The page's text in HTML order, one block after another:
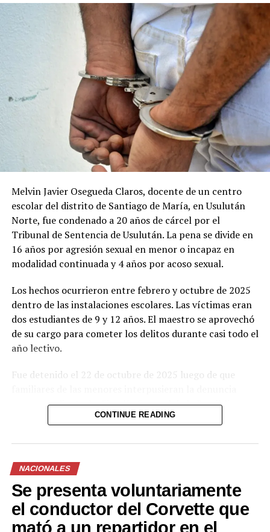
Facebook X
Melvin Javier Osegueda Claros, docente de un centro
escolar del distrito de Santiago de María, en Usulután
Norte, fue condenado a 20 años de cárcel por el
Tribunal de Sentencia de Usulután. La pena se divide en
16 años por agresión sexual en menor o incapaz en
modalidad continuada y 4 años por acoso sexual.
Los hechos ocurrieron entre febrero y octubre de 2025
dentro de las instalaciones escolares. Las víctimas eran
dos estudiantes de 9 y 12 años. El maestro se aprovechó
de su cargo para cometer los delitos durante casi todo el
año lectivo.
Fue detenido el 22 de octubre de 2025 luego de que
correspondiente. La Fiscalía General de la República
presentó pruebas documentales, periciales y
responsabilidad penal.
El proceso se desarrolló bajo reserva para proteger la
identidad y la intimidad de las víctimas. La sentencia
busca enviar un mensaje claro contra quienes abusan de
su posición de confianza en el sistema educativo.
CONTINUE READING
NACIONALES
Se presenta voluntariamente
el conductor del Corvette que
mató a un repartidor en el